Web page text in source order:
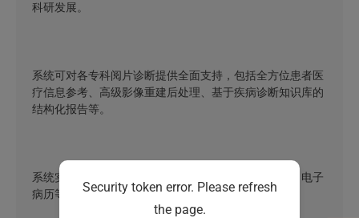
科研发展。
系统可对各专科阅片诊断提供全面支持，包括全方位患者医
疗信息参考、高级影像重建后处理、基于疾病诊断知识库的
结构化报告等。
系统实现检查闭环和危急值闭环，完全符合互联互通、电子
病历等评级要求，并可提供完整的评级解决方案。
Security token error. Please refresh
the page.